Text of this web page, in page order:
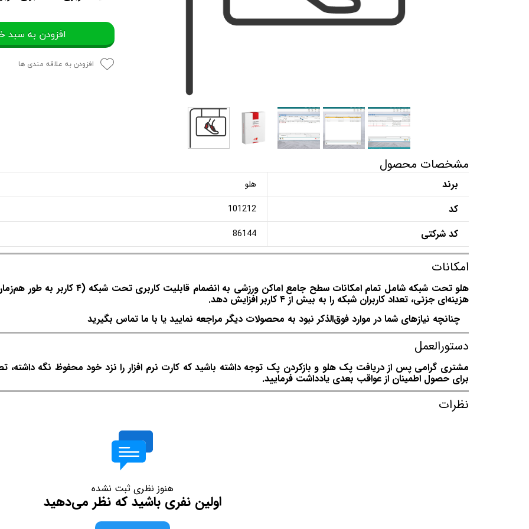
افزودن به سبد
افزودن به علاقه مندی ها
مشخصات محصول
برند هلو
کد 101212
کد شرکتی 86144
امکانات
هلو تحت شبکه شامل تمام امکانات سطح
هزینه‌ای جزئی، تعداد کاربران شبکه را به بیش از ۴ کاربر افزایش دهد.
چنانچه نیازهای شما در موارد فوق‌الذکر نبود به محصولات دیگر مراجعه نمایید یا با ما تماس بگیرید
دستورالعمل
مشتری گرامی پس از دریافت پک هلو و بازکردن پک توجه داشته باشید که کارت نرم افزار را نزد خود محفوظ نگه
برای حصول اطمینان از عواقب بعدی یادداشت فرمایید.
نظرات
هنوز نظری ثبت نشده
اولین نفری باشید که نظر می‌دهید